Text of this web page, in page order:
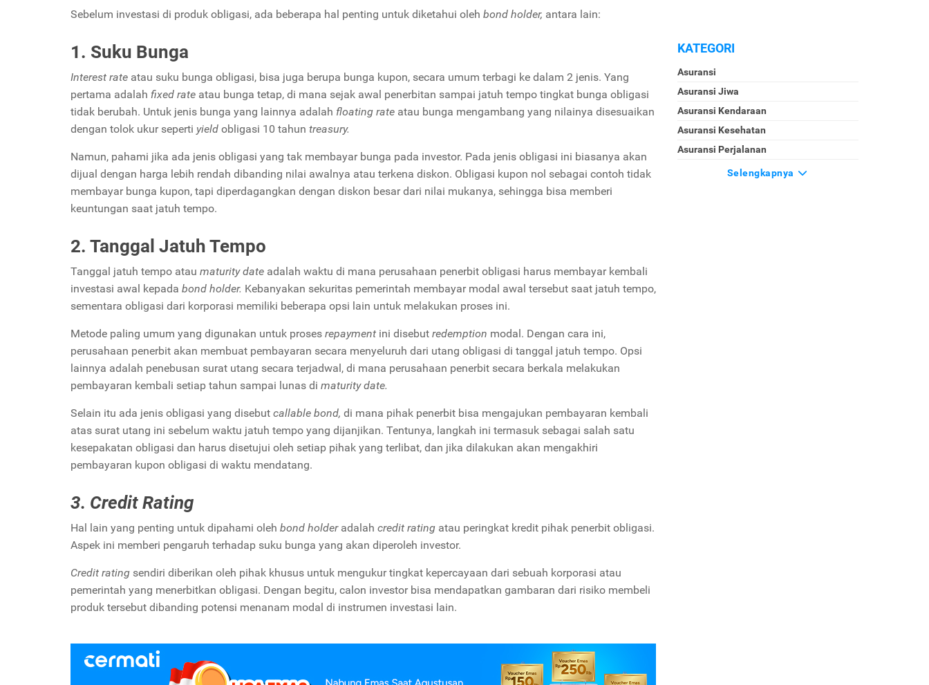
Sebelum investasi di produk obligasi, ada beberapa hal penting untuk diketahui oleh bond holder, antara lain:
1. Suku Bunga
Interest rate atau suku bunga obligasi, bisa juga berupa bunga kupon, secara umum terbagi ke dalam 2 jenis. Yang
pertama adalah fixed rate atau bunga tetap, di mana sejak awal penerbitan sampai jatuh tempo tingkat bunga obligasi
tidak berubah. Untuk jenis bunga yang lainnya adalah floating rate atau bunga mengambang yang nilainya disesuaikan
dengan tolok ukur seperti yield obligasi 10 tahun treasury.
Namun, pahami jika ada jenis obligasi yang tak membayar bunga pada investor. Pada jenis obligasi ini biasanya akan
dijual dengan harga lebih rendah dibanding nilai awalnya atau terkena diskon. Obligasi kupon nol sebagai contoh tidak
membayar bunga kupon, tapi diperdagangkan dengan diskon besar dari nilai mukanya, sehingga bisa memberi
keuntungan saat jatuh tempo.
2. Tanggal Jatuh Tempo
Tanggal jatuh tempo atau maturity date adalah waktu di mana perusahaan penerbit obligasi harus membayar kembali
investasi awal kepada bond holder. Kebanyakan sekuritas pemerintah membayar modal awal tersebut saat jatuh tempo,
sementara obligasi dari korporasi memiliki beberapa opsi lain untuk melakukan proses ini.
Metode paling umum yang digunakan untuk proses repayment ini disebut redemption modal. Dengan cara ini,
perusahaan penerbit akan membuat pembayaran secara menyeluruh dari utang obligasi di tanggal jatuh tempo. Opsi
lainnya adalah penebusan surat utang secara terjadwal, di mana perusahaan penerbit secara berkala melakukan
pembayaran kembali setiap tahun sampai lunas di maturity date.
Selain itu ada jenis obligasi yang disebut callable bond, di mana pihak penerbit bisa mengajukan pembayaran kembali
atas surat utang ini sebelum waktu jatuh tempo yang dijanjikan. Tentunya, langkah ini termasuk sebagai salah satu
kesepakatan obligasi dan harus disetujui oleh setiap pihak yang terlibat, dan jika dilakukan akan mengakhiri
pembayaran kupon obligasi di waktu mendatang.
3. Credit Rating
Hal lain yang penting untuk dipahami oleh bond holder adalah credit rating atau peringkat kredit pihak penerbit obligasi.
Aspek ini memberi pengaruh terhadap suku bunga yang akan diperoleh investor.
Credit rating sendiri diberikan oleh pihak khusus untuk mengukur tingkat kepercayaan dari sebuah korporasi atau
pemerintah yang menerbitkan obligasi. Dengan begitu, calon investor bisa mendapatkan gambaran dari risiko membeli
produk tersebut dibanding potensi menanam modal di instrumen investasi lain.
KATEGORI
Asuransi
Asuransi Jiwa
Asuransi Kendaraan
Asuransi Kesehatan
Asuransi Perjalanan
Selengkapnya